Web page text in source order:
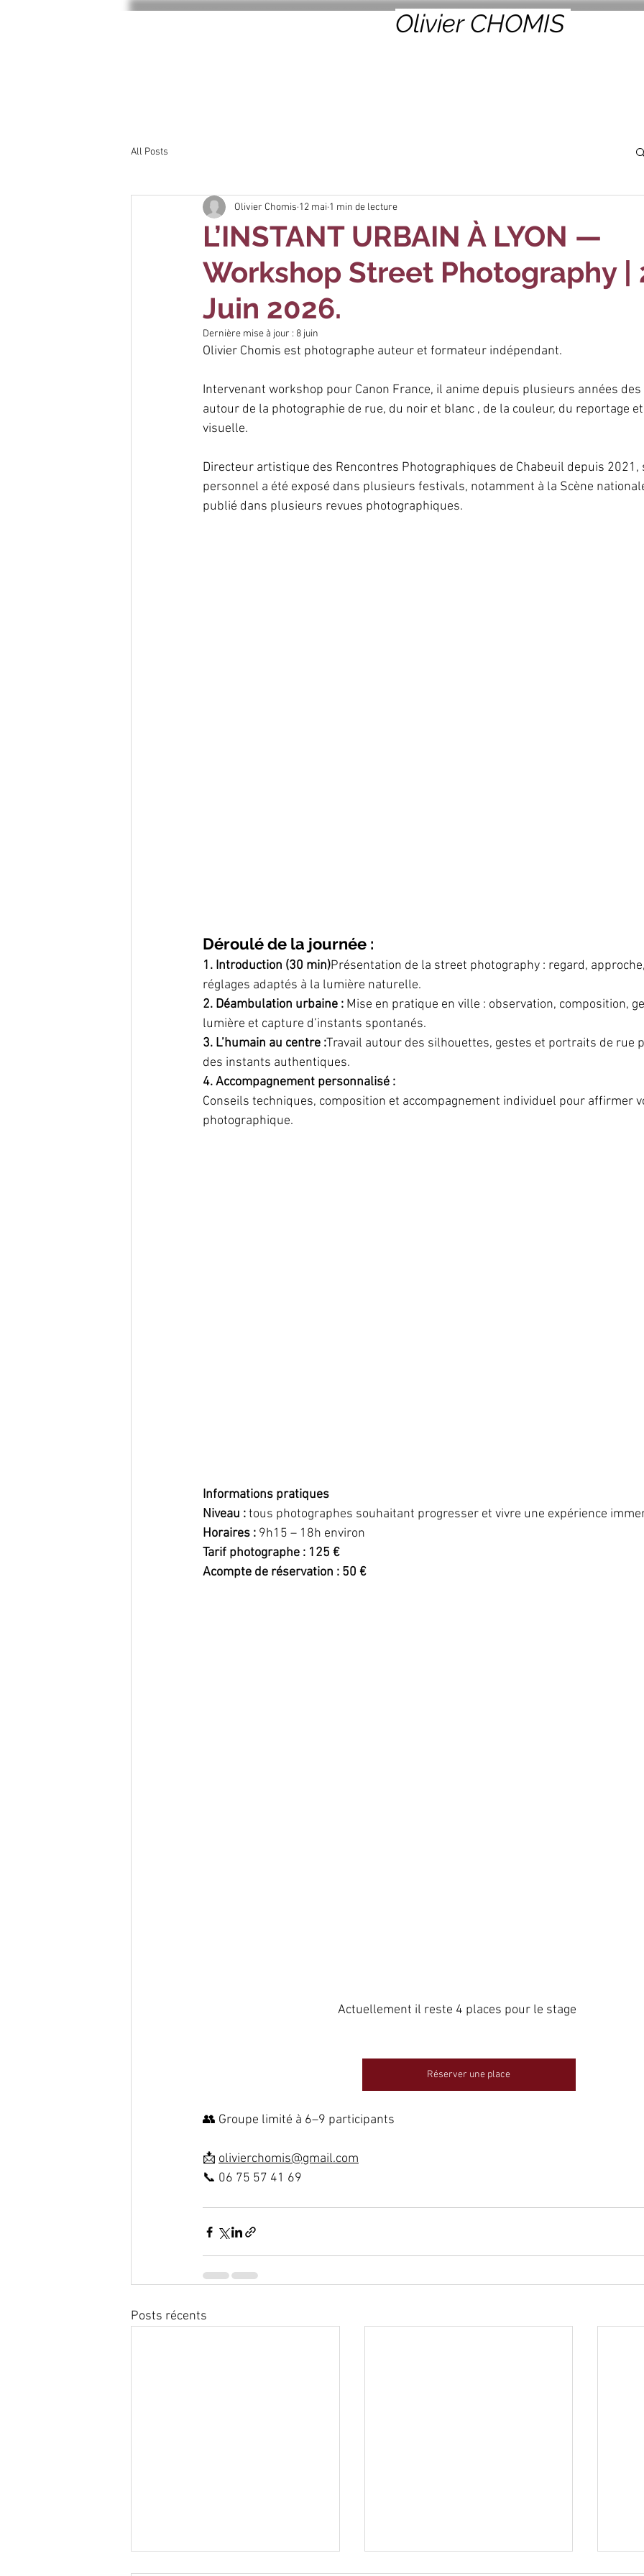
Olivier CHOMIS
All Posts
L’INSTANT URBAIN À LYON —
Workshop Street Photography |
Juin 2026.
Olivier Chomis 12 mai 1 min de lecture
Dernière mise à jour : 8 juin
Olivier Chomis est photographe auteur et formateur indépendant.
Intervenant workshop pour Canon France, il anime depuis plusieurs années
autour de la photographie de rue, du noir et blanc , de la couleur, du reportage
visuelle.
Directeur artistique des Rencontres Photographiques de Chabeuil depuis 2021,
personnel a été exposé dans plusieurs festivals, notamment à la Scène
publié dans plusieurs revues photographiques.
Déroulé de la journée :
1. Introduction (30 min)Présentation de la street photography : regard,
réglages adaptés à la lumière naturelle.
2. Déambulation urbaine : Mise en pratique en ville : observation, composition,
lumière et capture d’instants spontanés.
3. L’humain au centre :Travail autour des silhouettes, gestes et portraits de rue
des instants authentiques.
4. Accompagnement personnalisé :
Conseils techniques, composition et accompagnement individuel pour affirmer
photographique.
Informations pratiques
Niveau : tous photographes souhaitant progresser et vivre une expérience
Horaires : 9h15 – 18h environ
Tarif photographe : 125 €
Acompte de réservation : 50 €
                                               Actuellement il reste 4 places pour le stage
Réserver une place
👥 Groupe limité à 6–9 participants
📩 olivierchomis@gmail.com
📞 06 75 57 41 69
Posts récents